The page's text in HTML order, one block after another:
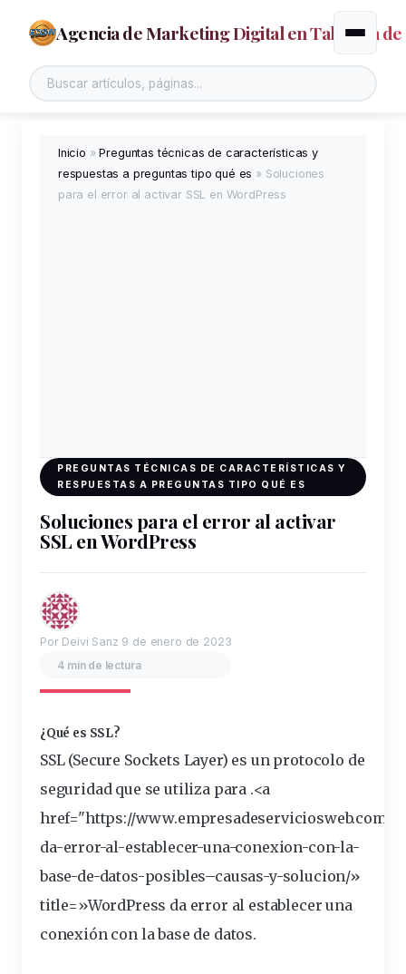
Agencia de Marketing Digital en Talavera de
Buscar en el sitio
Alternar
Inicio »Preguntas técnicas de características y
respuestas a preguntas tipo qué es » Soluciones
para el error al activar SSL en WordPress
PREGUNTAS TÉCNICAS DE CARACTERÍSTICAS Y
RESPUESTAS A PREGUNTAS TIPO QUÉ ES
Soluciones para el error al activar
SSL en WordPress
Por Deivi Sanz 9 de enero de 2023
4 min de lectura
¿Qué es SSL?
SSL (Secure Sockets Layer) es un protocolo de
seguridad que seutilizapara .<a
href="https://www.empresadeserviciosweb.com/
da-error-al-establecer-una-conexion-con-la-
base-de-datos-posibles–causas-y-solucion/»
title=»WordPress da error al establecer una
conexióncon la base de datos.